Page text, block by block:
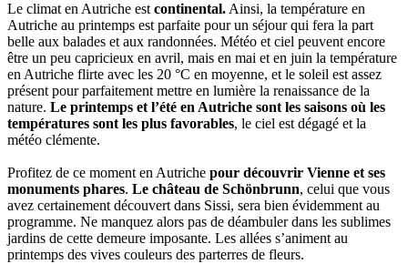
Le climat en Autriche est continental. Ainsi, la température en
Autriche au printemps est parfaite pour un séjour qui fera la part
belle aux balades et aux randonnées. Météo et ciel peuvent encore
être un peu capricieux en avril, mais en mai et en juin la température
en Autriche flirte avec les 20 °C en moyenne, et le soleil est assez
présent pour parfaitement mettre en lumière la renaissance de la
nature. Le printemps et l’été en Autriche sont les saisons où les
températures sont les plus favorables, le ciel est dégagé et la
météo clémente.
Profitez de ce moment en Autriche pour découvrir Vienne et ses
monuments phares. Le château de Schönbrunn, celui que vous
avez certainement découvert dans Sissi, sera bien évidemment au
programme. Ne manquez alors pas de déambuler dans les sublimes
jardins de cette demeure imposante. Les allées s’animent au
printemps des vives couleurs des parterres de fleurs.